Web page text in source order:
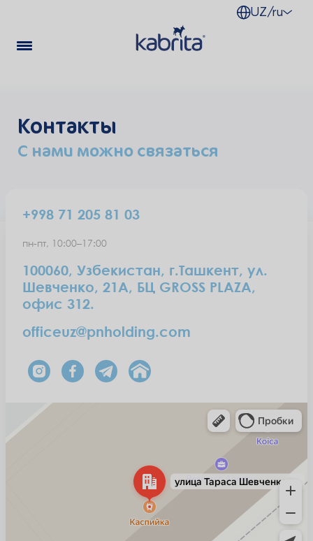
UZ/ru
Контакты
С нами можно связаться
Улица Тараса Шевченко, 21А — Яндекс Карты
+998 71 205 81 03
пн-пт, 10:00–17:00
100060, Узбекистан, г.Ташкент, ул.
Шевченко, 21А, БЦ GROSS PLAZA,
офис 312.
officeuz@pnholding.com